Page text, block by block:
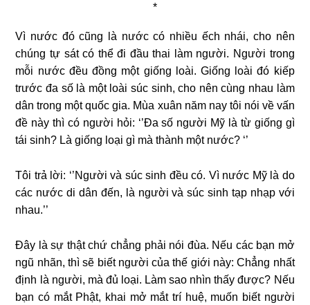
*
Vì nước đó cũng là nước có nhiều ếch nhái, cho nên
chúng tự sát có thể đi đầu thai làm người. Người trong
mỗi nước đều đồng một giống loài. Giống loài đó kiếp
trước đa số là một loài súc sinh, cho nên cùng nhau làm
dân trong một quốc gia. Mùa xuân năm nay tôi nói về vấn
đề này thì có người hỏi: ‘’Ða số người Mỹ là từ giống gì
tái sinh? Là giống loại gì mà thành một nước? ‘’
Tôi trả lời: ‘’Người và súc sinh đều có. Vì nước Mỹ là do
các nước di dân đến, là người và súc sinh tạp nhạp với
nhau.’’
Ðây là sự thật chứ chẳng phải nói đùa. Nếu các bạn mở
ngũ nhãn, thì sẽ biết người của thế giới này: Chẳng nhất
định là người, mà đủ loại. Làm sao nhìn thấy được? Nếu
bạn có mắt Phật, khai mở mắt trí huệ, muốn biết người